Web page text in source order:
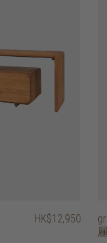
HK$12,950
屜